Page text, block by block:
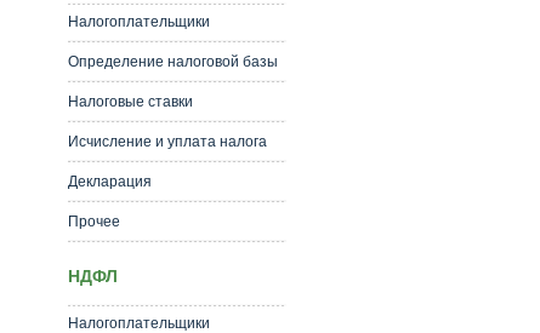
Налогоплательщики
Определение налоговой базы
Налоговые ставки
Исчисление и уплата налога
Декларация
Прочее
НДФЛ
Налогоплательщики